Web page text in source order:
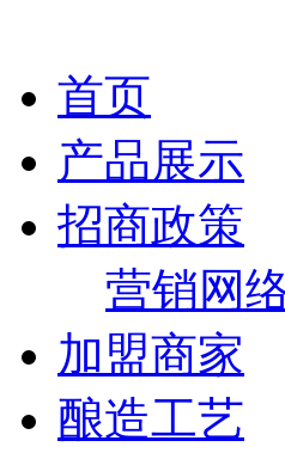
首页
产品展示
招商政策
营销网
加盟商家
酿造工艺